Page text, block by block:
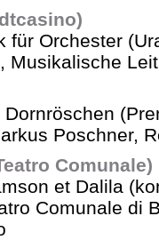
für Orchester
Musikalische
Poschner,
Comunale)
et Dalila
Comunale di